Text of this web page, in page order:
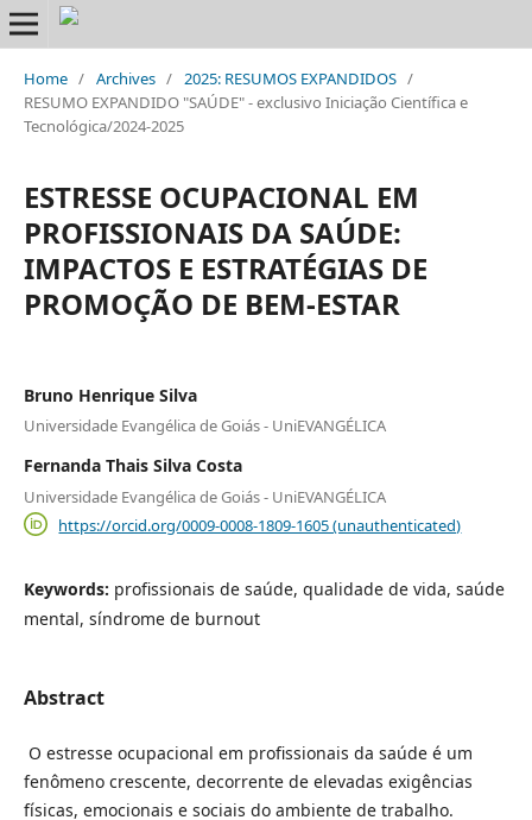
Home / Archives / 2025: RESUMOS EXPANDIDOS /
RESUMO EXPANDIDO "SAÚDE" - exclusivo Iniciação Científica e
Tecnológica/2024-2025
ESTRESSE OCUPACIONAL EM
PROFISSIONAIS DA SAÚDE:
IMPACTOS E ESTRATÉGIAS DE
PROMOÇÃO DE BEM-ESTAR
Bruno Henrique Silva
Universidade Evangélica de Goiás - UniEVANGÉLICA
Fernanda Thais Silva Costa
Universidade Evangélica de Goiás - UniEVANGÉLICA
https://orcid.org/0009-0008-1809-1605 (unauthenticated)
Keywords: profissionais de saúde, qualidade de vida, saúde
mental, síndrome de burnout
Abstract
O estresse ocupacional em profissionais da saúde é um
fenômeno crescente, decorrente de elevadas exigências
físicas, emocionais e sociais do ambiente de trabalho.